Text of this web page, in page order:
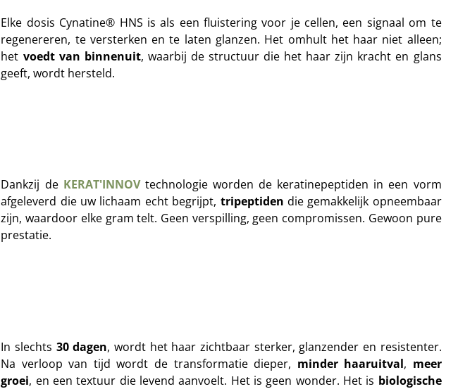
Elke dosis Cynatine® HNS is als een fluistering voor je cellen, een signaal om te
regenereren, te versterken en te laten glanzen. Het omhult het haar niet alleen;
het voedt van binnenuit, waarbij de structuur die het haar zijn kracht en glans
geeft, wordt hersteld.
Dankzij de KERAT'INNOVtechnologie worden de keratinepeptiden in een vorm
afgeleverd die uw lichaam echt begrijpt, tripeptiden die gemakkelijk opneembaar
zijn, waardoor elke gram telt. Geen verspilling, geen compromissen. Gewoon pure
prestatie.
In slechts 30 dagen, wordt het haar zichtbaar sterker, glanzender en resistenter.
Na verloop van tijd wordt de transformatie dieper, minder haaruitval, meer
groei, en een textuur die levend aanvoelt. Het is geen wonder. Het is biologische